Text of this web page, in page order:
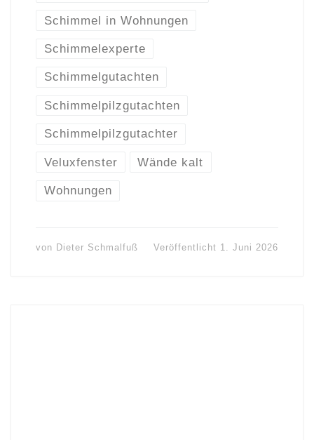
Schimmel in Wohnungen
Schimmelexperte
Schimmelgutachten
Schimmelpilzgutachten
Schimmelpilzgutachter
Veluxfenster Wände kalt
Wohnungen
von Dieter Schmalfuß Veröffentlicht 1. Juni 2026